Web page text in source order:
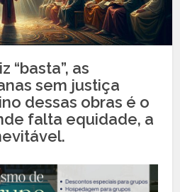
“basta”, as
sem justiça
dessas obras é o
falta equidade, a